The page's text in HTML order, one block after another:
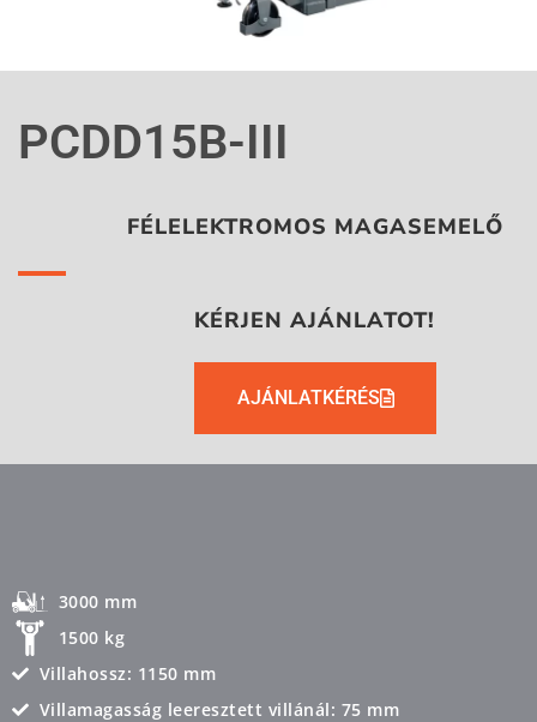
PCDD15B-III
FÉLELEKTROMOS MAGASEMELŐ
KÉRJEN AJÁNLATOT!
AJÁNLATKÉRÉS
3000 mm
1500 kg
Villahossz: 1150 mm
Villamagasság leeresztett villánál: 75 mm